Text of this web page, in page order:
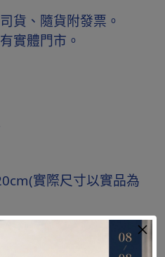
貨、隨貨附發票。
實體門市。
實際尺寸以實品為